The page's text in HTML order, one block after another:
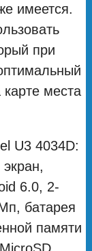
имеется.
при
места
U3 4034D:
6.0, 2-
батарея
памяти